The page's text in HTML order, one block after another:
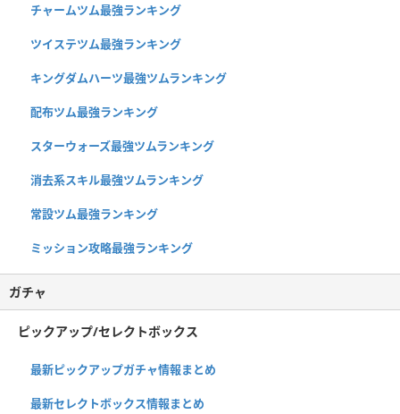
チャームツム最強ランキング
ツイステツム最強ランキング
キングダムハーツ最強ツムランキング
配布ツム最強ランキング
スターウォーズ最強ツムランキング
消去系スキル最強ツムランキング
常設ツム最強ランキング
ミッション攻略最強ランキング
ガチャ
ピックアップ/セレクトボックス
最新ピックアップガチャ情報まとめ
最新セレクトボックス情報まとめ